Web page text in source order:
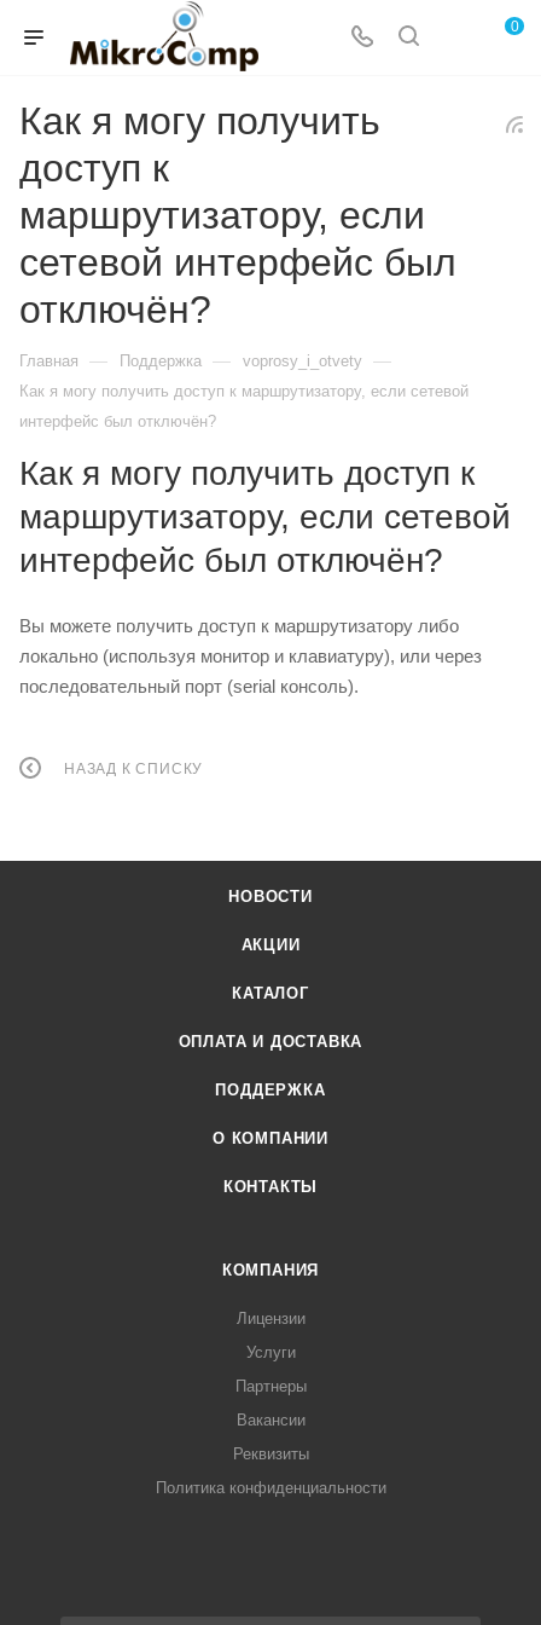
0
Как я могу получить
доступ к
маршрутизатору, если
сетевой интерфейс был
отключён?
Главная — Поддержка — voprosy_i_otvety —
Как я могу получить доступ к маршрутизатору, если сетевой
интерфейс был отключён?
Как я могу получить доступ к
маршрутизатору, если сетевой
интерфейс был отключён?
Вы можете получить доступ к маршрутизатору либо
локально (используя монитор и клавиатуру), или через
последовательный порт (serial консоль).
НАЗАД К СПИСКУ
НОВОСТИ
АКЦИИ
КАТАЛОГ
ОПЛАТА И ДОСТАВКА
ПОДДЕРЖКА
О КОМПАНИИ
КОНТАКТЫ
КОМПАНИЯ
Лицензии
Услуги
Партнеры
Вакансии
Реквизиты
Политика конфиденциальности